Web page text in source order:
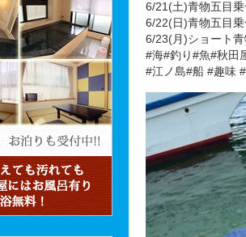
6/21(土)青物五目
6/22(日)青物五目
6/23(月)ショート
#海#釣り#魚#秋田
#江ノ島#船 #趣味